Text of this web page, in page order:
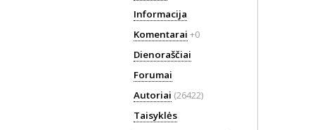
Informacija
Komentarai +0
Dienoraščiai
Forumai
Autoriai (26422)
Taisyklės